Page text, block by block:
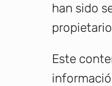
han sido
Este